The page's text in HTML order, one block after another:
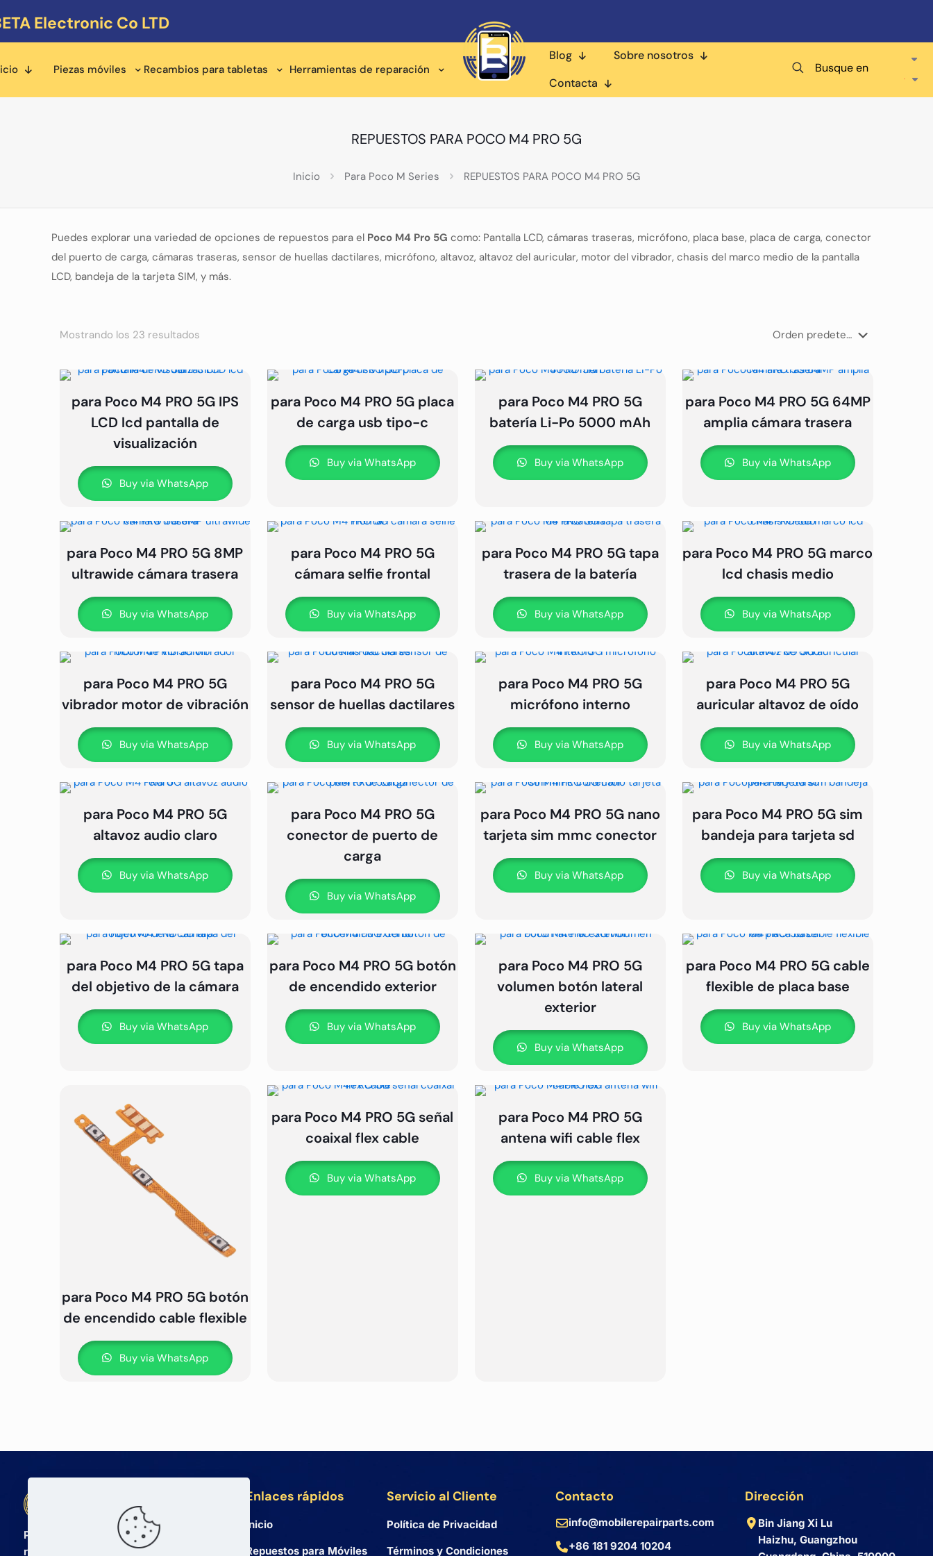
Electronic Co LTD
Piezas móviles Recambios para tabletas Herramientas de reparación
Blog
Sobre nosotros
Contacta
Busque en
REPUESTOS PARA POCO M4 PRO 5G
Inicio Para Poco M Series REPUESTOS PARA POCO M4 PRO 5G
Puedes explorar una variedad de opciones de repuestos para el Poco M4 Pro 5G como: Pantalla LCD, cámaras traseras, micrófono, placa base, placa de carga, conector
del puerto de carga, cámaras traseras, sensor de huellas dactilares, micrófono, altavoz, altavoz del auricular, motor del vibrador, chasis del marco medio de la pantalla
LCD, bandeja de la tarjeta SIM, y más.
Mostrando los 23 resultados
para Poco M4 PRO 5G IPS
LCD lcd pantalla de
visualización
Buy via WhatsApp
para Poco M4 PRO 5G placa
de carga usb tipo-c
Buy via WhatsApp
para Poco M4 PRO 5G
batería Li-Po 5000 mAh
Buy via WhatsApp
para Poco M4 PRO 5G 64MP
amplia cámara trasera
Buy via WhatsApp
para Poco M4 PRO 5G 8MP
ultrawide cámara trasera
Buy via WhatsApp
para Poco M4 PRO 5G
cámara selfie frontal
Buy via WhatsApp
para Poco M4 PRO 5G tapa
trasera de la batería
Buy via WhatsApp
para Poco M4 PRO 5G marco
lcd chasis medio
Buy via WhatsApp
para Poco M4 PRO 5G
vibrador motor de vibración
Buy via WhatsApp
para Poco M4 PRO 5G
sensor de huellas dactilares
Buy via WhatsApp
para Poco M4 PRO 5G
micrófono interno
Buy via WhatsApp
para Poco M4 PRO 5G
auricular altavoz de oído
Buy via WhatsApp
para Poco M4 PRO 5G
altavoz audio claro
Buy via WhatsApp
para Poco M4 PRO 5G
conector de puerto de
carga
Buy via WhatsApp
para Poco M4 PRO 5G nano
tarjeta sim mmc conector
Buy via WhatsApp
para Poco M4 PRO 5G sim
bandeja para tarjeta sd
Buy via WhatsApp
para Poco M4 PRO 5G tapa
del objetivo de la cámara
Buy via WhatsApp
para Poco M4 PRO 5G botón
de encendido exterior
Buy via WhatsApp
para Poco M4 PRO 5G
volumen botón lateral
exterior
Buy via WhatsApp
para Poco M4 PRO 5G cable
flexible de placa base
Buy via WhatsApp
para Poco M4 PRO 5G botón
de encendido cable flexible
Buy via WhatsApp
para Poco M4 PRO 5G señal
coaixal flex cable
Buy via WhatsApp
para Poco M4 PRO 5G
antena wifi cable flex
Buy via WhatsApp
BETA Electronic Co LTD
Proveedor mayorista profesional de
repuestos para teléfonos móviles y
Enlaces rápidos
Inicio
Repuestos para Móviles
Servicio al Cliente
Política de Privacidad
Términos y Condiciones
Contacto
info@mobilerepairparts.com
+86 181 9204 10204
Dirección
Bin Jiang Xi Lu
Haizhu, Guangzhou